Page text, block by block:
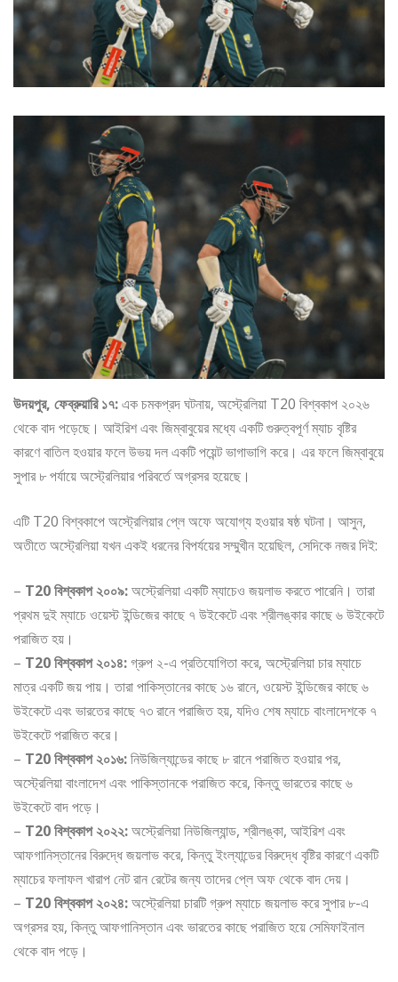
উদয়পুর, ফেব্রুয়ারি ১৭:এক চমকপ্রদ ঘটনায়, অস্ট্রেলিয়া T20 বিশ্বকাপ ২০২৬
থেকে বাদ পড়েছে। আইরিশ এবং জিম্বাবুয়ের মধ্যে একটি গুরুত্বপূর্ণ ম্যাচ বৃষ্টির
কারণে বাতিল হওয়ার ফলে উভয় দল একটি পয়েন্ট ভাগাভাগি করে। এর ফলে জিম্বাবুয়ে
সুপার ৮ পর্যায়ে অস্ট্রেলিয়ার পরিবর্তে অগ্রসর হয়েছে।
এটি T20 বিশ্বকাপে অস্ট্রেলিয়ার প্লে অফে অযোগ্য হওয়ার ষষ্ঠ ঘটনা। আসুন,
অতীতে অস্ট্রেলিয়া যখন একই ধরনের বিপর্যয়ের সম্মুখীন হয়েছিল, সেদিকে নজর দিই:
– T20 বিশ্বকাপ ২০০৯:অস্ট্রেলিয়া একটি ম্যাচেও জয়লাভ করতে পারেনি। তারা
প্রথম দুই ম্যাচে ওয়েস্ট ইন্ডিজের কাছে ৭ উইকেটে এবং শ্রীলঙ্কার কাছে ৬ উইকেটে
পরাজিত হয়।
– T20 বিশ্বকাপ ২০১৪:গ্রুপ ২-এ প্রতিযোগিতা করে, অস্ট্রেলিয়া চার ম্যাচে
মাত্র একটি জয় পায়। তারা পাকিস্তানের কাছে ১৬ রানে, ওয়েস্ট ইন্ডিজের কাছে ৬
উইকেটে এবং ভারতের কাছে ৭৩ রানে পরাজিত হয়, যদিও শেষ ম্যাচে বাংলাদেশকে ৭
উইকেটে পরাজিত করে।
– T20 বিশ্বকাপ ২০১৬:নিউজিল্যান্ডের কাছে ৮ রানে পরাজিত হওয়ার পর,
অস্ট্রেলিয়া বাংলাদেশ এবং পাকিস্তানকে পরাজিত করে, কিন্তু ভারতের কাছে ৬
উইকেটে বাদ পড়ে।
– T20 বিশ্বকাপ ২০২২:অস্ট্রেলিয়া নিউজিল্যান্ড, শ্রীলঙ্কা, আইরিশ এবং
আফগানিস্তানের বিরুদ্ধে জয়লাভ করে, কিন্তু ইংল্যান্ডের বিরুদ্ধে বৃষ্টির কারণে একটি
ম্যাচের ফলাফল খারাপ নেট রান রেটের জন্য তাদের প্লে অফ থেকে বাদ দেয়।
– T20 বিশ্বকাপ ২০২৪:অস্ট্রেলিয়া চারটি গ্রুপ ম্যাচে জয়লাভ করে সুপার ৮-এ
অগ্রসর হয়, কিন্তু আফগানিস্তান এবং ভারতের কাছে পরাজিত হয়ে সেমিফাইনাল
থেকে বাদ পড়ে।